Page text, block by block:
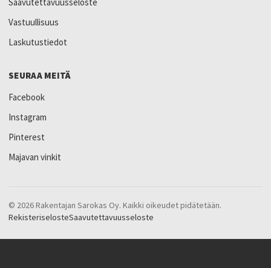
Saavutettavuusseloste
Vastuullisuus
Laskutustiedot
SEURAA MEITÄ
Facebook
Instagram
Pinterest
Majavan vinkit
© 2026 Rakentajan Sarokas Oy. Kaikki oikeudet pidätetään.
RekisteriselosteSaavutettavuusseloste